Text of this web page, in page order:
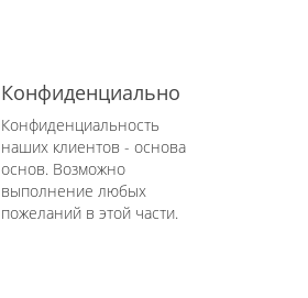
Конфиденциально
Конфиденциальность
наших клиентов - основа
основ. Возможно
выполнение любых
пожеланий в этой части.